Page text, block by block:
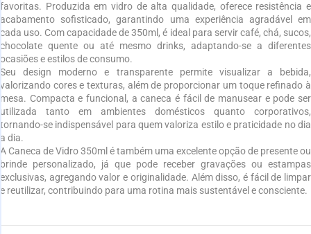
favoritas. Produzida em vidro de alta qualidade, oferece resistência e
acabamento sofisticado, garantindo uma experiência agradável em
cada uso. Com capacidade de 350ml, é ideal para servir café, chá, sucos,
chocolate quente ou até mesmo drinks, adaptando-se a diferentes
ocasiões e estilos de consumo.
Seu design moderno e transparente permite visualizar a bebida,
valorizando cores e texturas, além de proporcionar um toque refinado à
mesa. Compacta e funcional, a caneca é fácil de manusear e pode ser
utilizada tanto em ambientes domésticos quanto corporativos,
tornando-se indispensável para quem valoriza estilo e praticidade no dia
a dia.
A Caneca de Vidro 350ml é também uma excelente opção de presente ou
brinde personalizado, já que pode receber gravações ou estampas
exclusivas, agregando valor e originalidade. Além disso, é fácil de limpar
e reutilizar, contribuindo para uma rotina mais sustentável e consciente.